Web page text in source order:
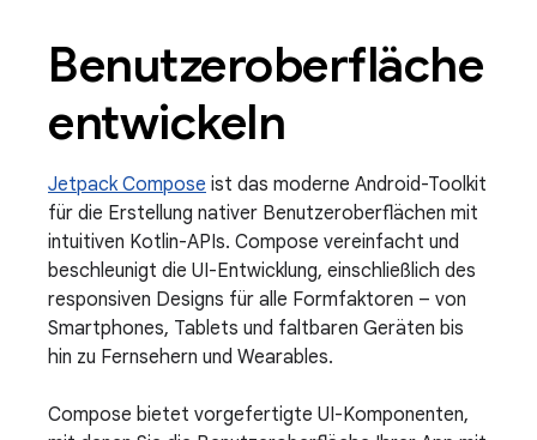
Benutzeroberfläche
entwickeln
Jetpack Compose ist das moderne Android-Toolkit
für die Erstellung nativer Benutzeroberflächen mit
intuitiven Kotlin-APIs. Compose vereinfacht und
beschleunigt die UI-Entwicklung, einschließlich des
responsiven Designs für alle Formfaktoren – von
Smartphones, Tablets und faltbaren Geräten bis
hin zu Fernsehern und Wearables.
Compose bietet vorgefertigte UI-Komponenten,